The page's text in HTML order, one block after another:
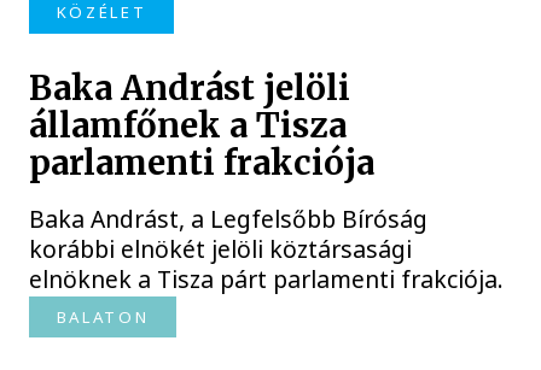
KÖZÉLET
Baka Andrást jelöli
államfőnek a Tisza
parlamenti frakciója
Baka Andrást, a Legfelsőbb Bíróság
korábbi elnökét jelöli köztársasági
elnöknek a Tisza párt parlamenti frakciója.
BALATON